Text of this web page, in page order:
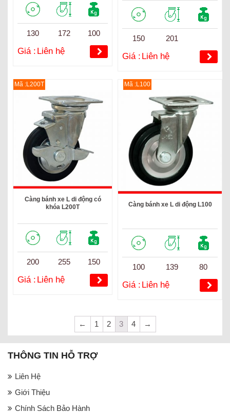
130 172 100
Giá : Liên hệ
150 201
Giá : Liên hệ
Mã :L200T
Càng bánh xe L di động có
khóa L200T
200 255 150
Giá : Liên hệ
Mã :L100
Càng bánh xe L di động L100
100 139 80
Giá : Liên hệ
← 1 2 3 4 →
THÔNG TIN HỖ TRỢ
Liên Hệ
Giới Thiệu
Chính Sách Bảo Hành